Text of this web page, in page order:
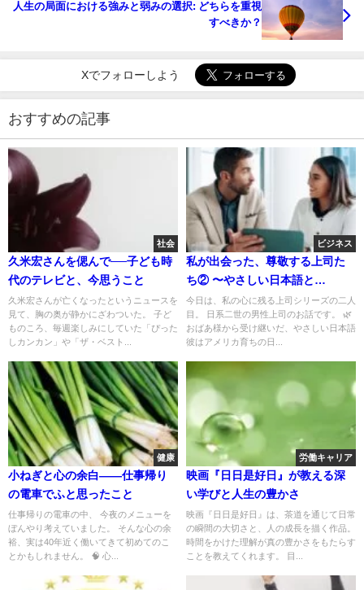
人生の局面における強みと弱みの選択: どちらを重視
すべきか？
Xでフォローしよう
おすすめの記事
社会
久米宏さんを偲んで──子ども時
代のテレビと、今思うこと
久米宏さんが亡くなったというニュースを
見て、胸の奥が静かにざわついた。 子ど
ものころ、毎週楽しみにしていた「ぴった
しカンカン」や「ザ・ベスト...
ビジネス
私が出会った、尊敬する上司た
ち② 〜やさしい日本語と
accountability〜
今日は、私の心に残る上司シリーズの二人
目。 日系二世の男性上司のお話です。 🌿
おばあ様から受け継いだ、やさしい日本語
彼はアメリカ育ちの日...
健康
小ねぎと心の余白——仕事帰り
の電車でふと思ったこと
仕事帰りの電車の中、 今夜のメニューを
ぼんやり考えていました。 そんな心の余
裕、実は40年近く働いてきて初めてのこ
とかもしれません。 🧠 心...
労働キャリア
映画『日日是好日』が教える深
い学びと人生の豊かさ
映画『日日是好日』は、茶道を通じて日常
の瞬間の大切さと、人の成長を描く作品。
時間をかけた理解が真の豊かさをもたらす
ことを教えてくれます。 目...